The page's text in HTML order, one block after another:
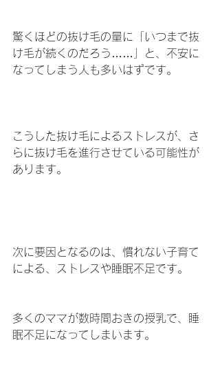
驚くほどの抜け毛の量に「いつまで抜
け毛が続くのだろう……」と、不安に
なってしまう人も多いはずです。
こうした抜け毛によるストレスが、さ
らに抜け毛を進行させている可能性が
あります。
次に要因となるのは、慣れない子育て
による、ストレスや睡眠不足です。
多くのママが数時間おきの授乳で、睡
眠不足になってしまいます。